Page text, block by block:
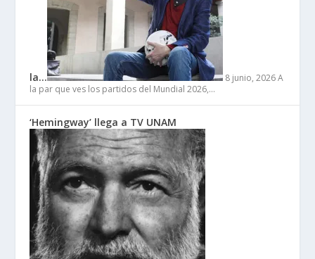
la… 8 junio, 2026 A
la par que ves los partidos del Mundial 2026,…
‘Hemingway’ llega a TV UNAM